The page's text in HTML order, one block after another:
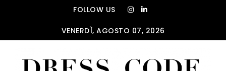
FOLLOW US
VENERDÌ, AGOSTO 07, 2026